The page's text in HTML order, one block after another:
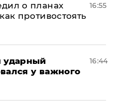
о планах
противостоять
16:55
ударный
у важного
16:44